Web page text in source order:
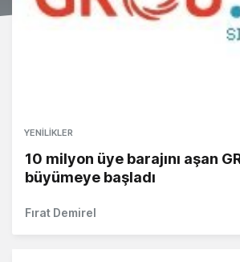
YENILIKLER
10 milyon üye barajını aşan
büyümeye başladı
Fırat Demirel